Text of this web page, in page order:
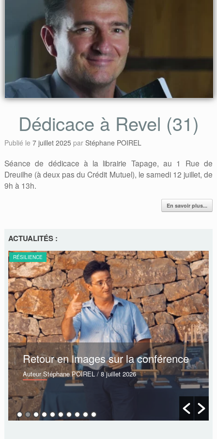
Dédicace à Revel (31)
Publié le 7 juillet 2025 par Stéphane POIREL
Séance de dédicace à la librairie Tapage, au 1 Rue de
Dreuilhe (à deux pas du Crédit Mutuel), le samedi 12 juillet, de
9h à 13h.
En savoir plus...
ACTUALITÉS :
RÉSILIENCE
Retour en images sur la conférence
Auteur Stéphane POIREL / 8 juillet 2026